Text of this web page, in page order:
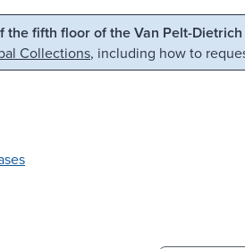
Skip to search
the fifth floor of the Van Pelt-
Collections, including how to